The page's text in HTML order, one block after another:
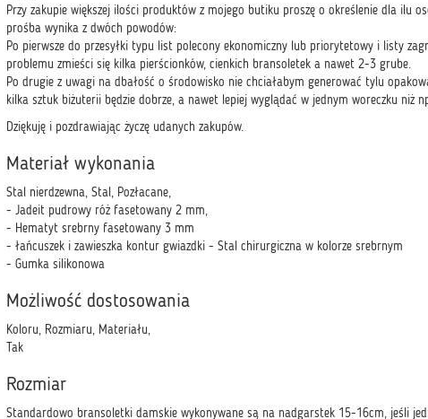
Przy zakupie większej ilości produktów z mojego butiku proszę o określenie dla ilu
prośba wynika z dwóch powodów:
Po pierwsze do przesyłki typu list polecony ekonomiczny lub priorytetowy i listy
problemu zmieści się kilka pierścionków, cienkich bransoletek a nawet 2-3 grube.
Po drugie z uwagi na dbałość o środowisko nie chciałabym generować tylu
kilka sztuk biżuterii będzie dobrze, a nawet lepiej wyglądać w jednym woreczku niż
Dziękuję i pozdrawiając życzę udanych zakupów.
Materiał wykonania
Stal nierdzewna, Stal, Pozłacane,
- Jadeit pudrowy róż fasetowany 2 mm,
- Hematyt srebrny fasetowany 3 mm
- łańcuszek i zawieszka kontur gwiazdki - Stal chirurgiczna w kolorze srebrnym
- Gumka silikonowa
Możliwość dostosowania
Koloru, Rozmiaru, Materiału,
Tak
Rozmiar
Standardowo bransoletki damskie wykonywane są na nadgarstek 15-16cm, jeśli